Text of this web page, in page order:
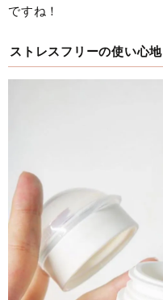
ですね！
ストレスフリーの使い心地